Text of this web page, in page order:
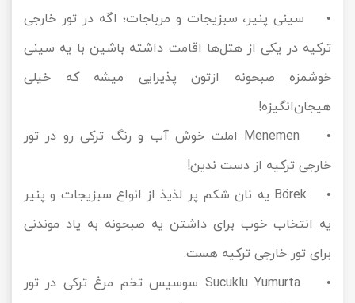
• سینی پنیر، سبزیجات و مرباجات؛ اگه در تور خارجی
ترکیه در یکی از هتل‌ها اقامت داشته باشین با یه سینی
خوشمزه صبحونه ازتون پذیرایی میشه که خیلی
هیجان‌انگیزه!
• Menemen املت خوش آب و رنگ ترکی رو در تور
خارجی ترکیه از دست ندین!
• Börek یه نان شکم پر لذیذ از انواع سبزیجات و پنیر
یه انتخاب خوب برای داشتن یه صبحونه به یاد موندنی
برای تور خارجی ترکیه هست.
• Sucuklu Yumurta سوسیس تخم مرغ ترکی در تور